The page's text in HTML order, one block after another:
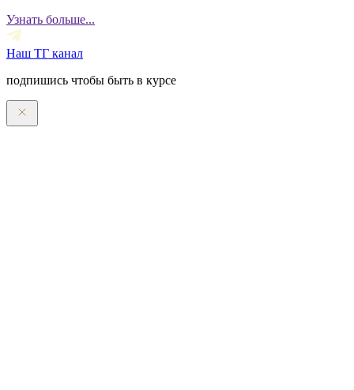
Узнать больше...
Наш ТГ канал
подпишись чтобы быть в курсе